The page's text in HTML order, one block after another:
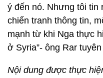
ý đến nó. Nhưng tôi tin
chiến tranh thông tin,
mạnh từ khi Nga thực
ở Syria”- ông Rar
Nội dung được thực